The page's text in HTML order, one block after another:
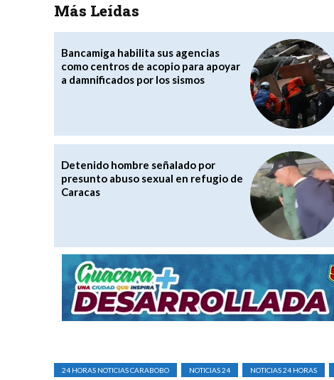
Más Leídas
Bancamiga habilita sus agencias
como centros de acopio para apoyar
a damnificados por los sismos
Detenido hombre señalado por
presunto abuso sexual en refugio de
Caracas
24 HORAS NOTICIAS CARABOBO NOTICIAS 24 NOTICIAS 24 HORAS